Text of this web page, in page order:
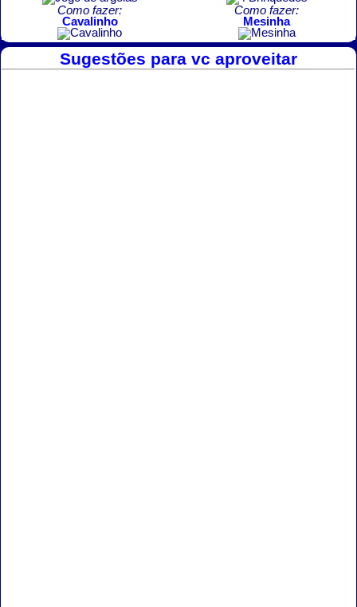
Como fazer:
Cavalinho
Como fazer:
Mesinha
Sugestões para vc aproveitar